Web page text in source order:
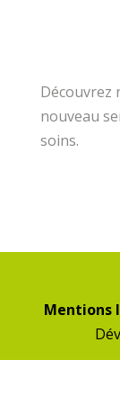
Découvrez
nouveau
soins.
Mentions